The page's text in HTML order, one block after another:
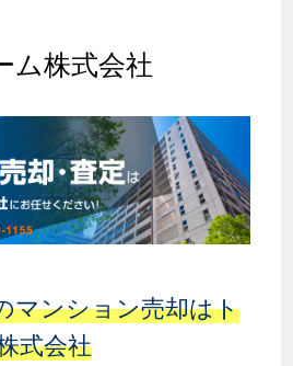
ム株式会社
マンション売却はト
式会社